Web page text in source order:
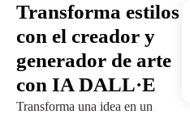
Transforma estilos
con el creador y
generador de arte
con IA DALL·E
Transforma una idea en un